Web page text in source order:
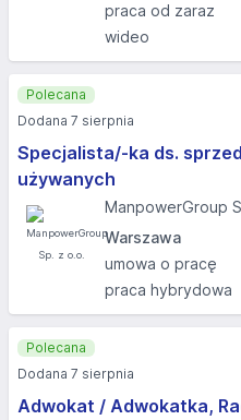
praca od zaraz
wideo
Specjalista/-ka ds.
używanych
ManpowerGroup
Warszawa
umowa o pracę
praca hybrydowa
Polecana
Dodana 7 sierpnia
Adwokat / Adwokatka,
Polecana
Dodana 7 sierpnia